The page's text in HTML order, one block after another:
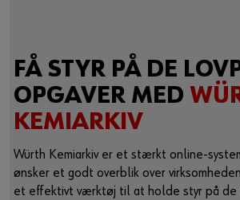
FÅ STYR PÅ DE
OPGAVER MED
KEMIARKIV
Würth Kemiarkiv er et stærkt online-
ønsker et godt overblik over
et effektivt værktøj til at holde styr på de